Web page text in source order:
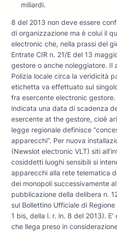
miliardi.
8 del 2013 non deve essere
di organizzazione ma è colui il
electronic che, nella prassi del
Entrate CIR n. 21/E del 13
gestore o anche noleggiatore. Il
Polizia locale circa la veridicità
etichetta va effettuato sul
fra esercente electronic gestore.
indicata una data di scadenza
esercente at the gestore, cioè
legge regionale definisce
apparecchi”. Per nuova
(Newslot electronic VLT) siti
cosiddetti luoghi sensibili si
apparecchi alla rete telematica
dei monopoli successivamente
pubblicazione della delibera n.
sul Bollettino Ufficiale di
1 bis, della l. r. in. 8 del 2013).
che llega preso in